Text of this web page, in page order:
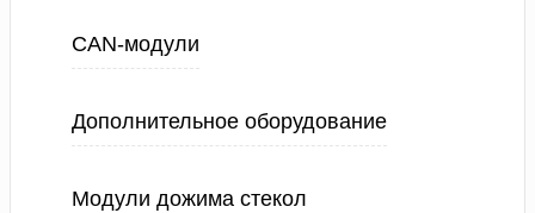
CAN-модули
Дополнительное оборудование
Модули дожима стекол